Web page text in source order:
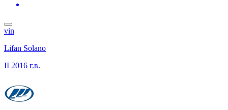
vin
Lifan Solano
II 2016 г.в.